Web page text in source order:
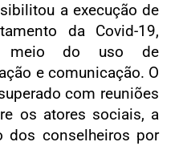
a execução de
da Covid-19,
meio do uso de
e comunicação. O
com reuniões
os atores sociais, a
dos conselheiros por